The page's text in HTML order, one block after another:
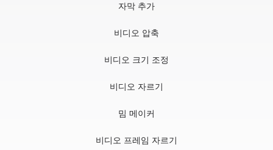
자막 추가
비디오 압축
비디오 크기 조정
비디오 자르기
밈 메이커
비디오 프레임 자르기